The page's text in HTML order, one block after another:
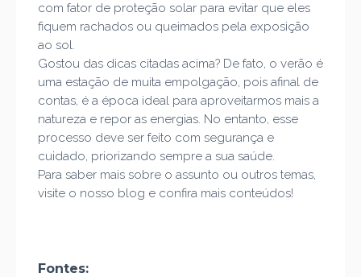
com fator de proteção solar para evitar que eles
fiquem rachados ou queimados pela exposição
ao sol.
Gostou das dicas citadas acima? De fato, o verão é
uma estação de muita empolgação, pois afinal de
contas, é a época ideal para aproveitarmos mais a
natureza e repor as energias. No entanto, esse
processo deve ser feito com segurança e
cuidado, priorizando sempre a sua saúde.
Para saber mais sobre o assunto ou outros temas,
visite o nosso blog e confira mais conteúdos!
Fontes: